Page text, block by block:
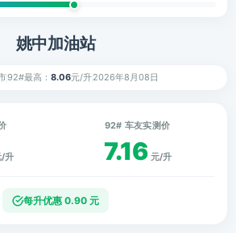
姚中加油站
92#最高： 8.06元/升2026年8月08日
/升
92# 车友实测价
7.16 元/升
每升优惠 0.90 元